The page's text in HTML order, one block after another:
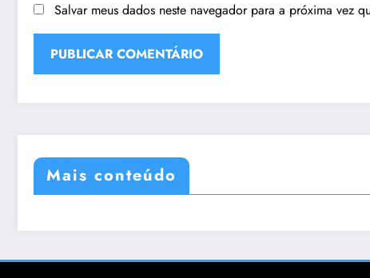
Salvar meus dados neste navegador para a próxima vez
Mais conteúdo